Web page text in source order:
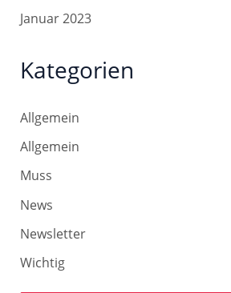
Januar 2023
Kategorien
Allgemein
Allgemein
Muss
News
Newsletter
Wichtig